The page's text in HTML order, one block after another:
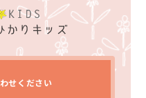
せください